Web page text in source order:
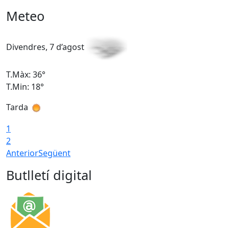
Meteo
Divendres, 7 d’agost
T.Màx: 36°
T.Min: 18°
Tarda
1
2
AnteriorSegüent
Butlletí digital